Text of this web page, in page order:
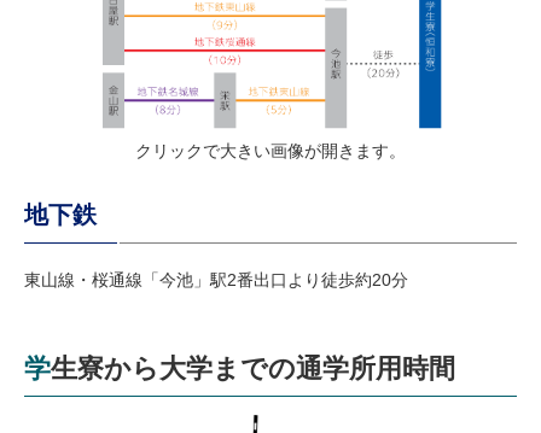
クリックで大きい画像が開きます。
地下鉄
東山線・桜通線「今池」駅2番出口より徒歩約20分
学生寮から大学までの通学所用時間